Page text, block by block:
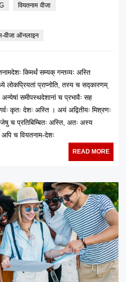
वियतनाम वीजा
वीजा ऑनलाइन
किमर्थं सम्यक् गन्तव्यः अस्ति
लोकप्रियतां प्राप्नोति, तस्य च सद्कारणम्
समीपस्थदेशानां च प्रभावैः सह
कृतः देशः अस्ति । अयं अद्वितीयः मिश्रणः
च प्रतिबिम्बितः अस्ति, अतः अस्य
च वियतनाम-देशः
READ MORE